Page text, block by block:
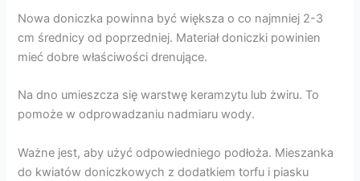
Nowa doniczka powinna być większa o co najmniej 2-3
cm średnicy od poprzedniej. Materiał doniczki powinien
mieć dobre właściwości drenujące.
Na dno umieszcza się warstwę keramzytu lub żwiru. To
pomoże w odprowadzaniu nadmiaru wody.
Ważne jest, aby użyć odpowiedniego podłoża. Mieszanka
do kwiatów doniczkowych z dodatkiem torfu i piasku